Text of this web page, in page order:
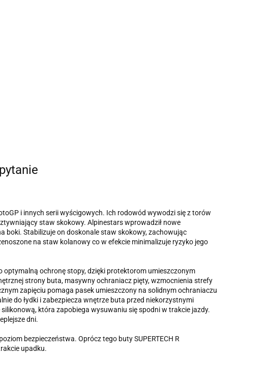
i innych serii wyścigowych. Ich rodowód wywodzi się z torów
staw skokowy. Alpinestars wprowadził nowe
boki. Stabilizuje on doskonale staw skokowy, zachowując
na staw kolanowy co w efekcie minimalizuje ryzyko jego
ochronę stopy, dzięki protektorom umieszczonym
strony buta, masywny ochraniacz pięty, wzmocnienia strefy
zapięciu pomaga pasek umieszczony na solidnym ochraniaczu
do łydki i zabezpiecza wnętrze buta przed niekorzystnymi
która zapobiega wysuwaniu się spodni w trakcie jazdy.
dni.
bezpieczeństwa. Oprócz tego buty SUPERTECH R
upadku.